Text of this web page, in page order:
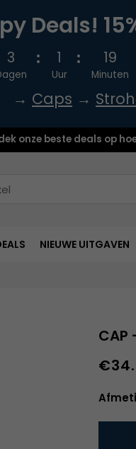
Deals!
3 1
Uur
19
Minuten
→ Caps →
onze beste deals op
NIEUWE UITGAVEN
CAP